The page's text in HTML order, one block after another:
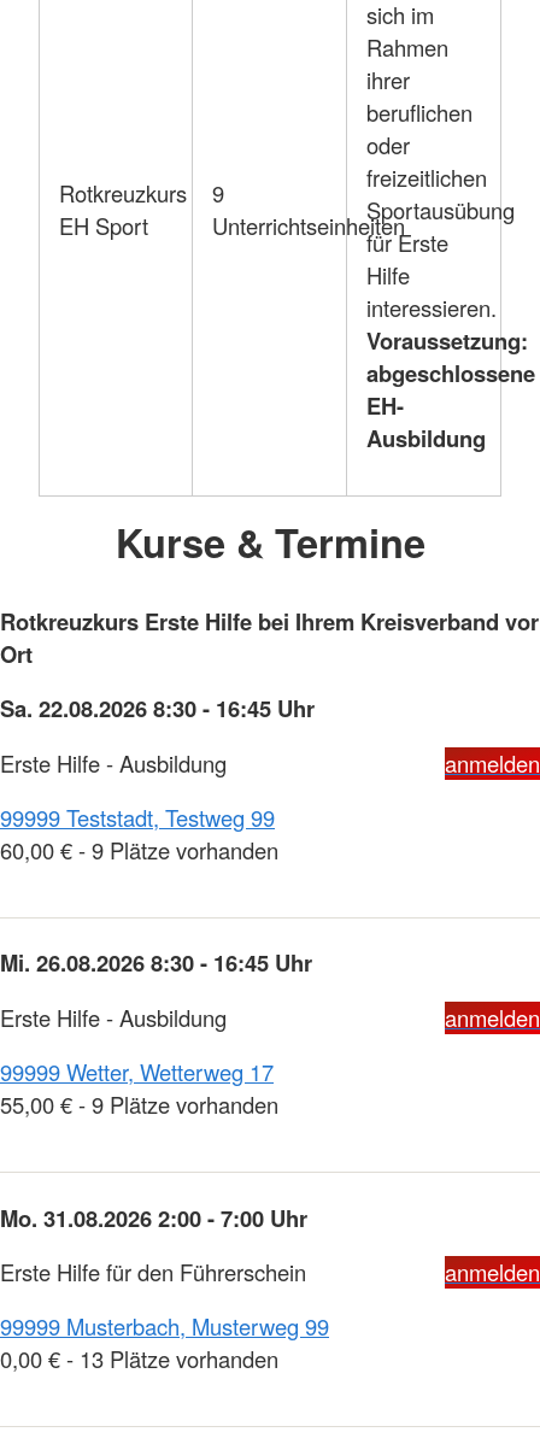
Rotkreuzkurs
EH Sport
9
Unterrichtseinheiten
sich im
Rahmen
ihrer
beruflichen
oder
freizeitlichen
Sportausübung
für Erste
Hilfe
interessieren.
Voraussetzung:
abgeschlossene
EH-
Ausbildung
Kurse & Termine
Rotkreuzkurs Erste Hilfe bei Ihrem Kreisverband vor
Ort
Sa. 22.08.2026 8:30 - 16:45 Uhr
Erste Hilfe - Ausbildung
anmelden
99999 Teststadt, Testweg 99
60,00 € - 9 Plätze vorhanden
Mi. 26.08.2026 8:30 - 16:45 Uhr
Erste Hilfe - Ausbildung
anmelden
99999 Wetter, Wetterweg 17
55,00 € - 9 Plätze vorhanden
Mo. 31.08.2026 2:00 - 7:00 Uhr
Erste Hilfe für den Führerschein
anmelden
99999 Musterbach, Musterweg 99
0,00 € - 13 Plätze vorhanden